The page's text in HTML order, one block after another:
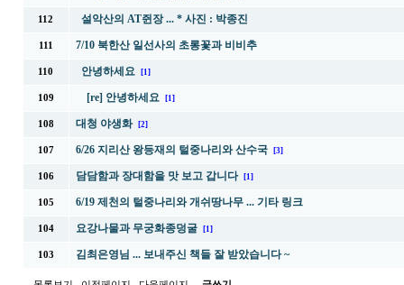
112 설악산의 AT쥔장 ... * 사진 : 박종진
111 7/10 북한산 일선사의 초롱꽃과 비비추
110 안녕하세요 [1]
109 [re] 안녕하세요 [1]
108 대청 야생화 [2]
107 6/26 지리산 왕등재의 털중나리와 산수국 [3]
106 담담함과 장대함을 맛 보고 갑니다 [1]
105 6/19 제천의 털중나리와 개쉬땅나무 ... 기타 링크
104 요강나물과 무궁화종덩굴 [1]
103 김최은영님 ... 보내주신 책들 잘 받았습니다 ~